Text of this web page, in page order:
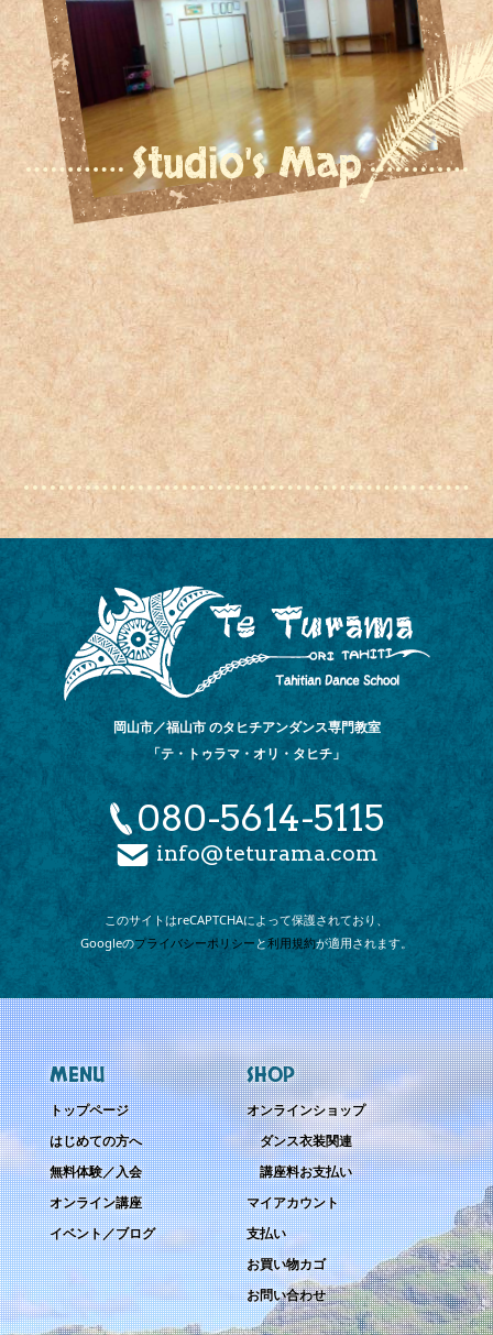
Studio's Map
岡山市／福山市 のタヒチアンダンス専門教室
「テ・トゥラマ・オリ・タヒチ」
080-5614-5115
info@teturama.com
このサイトはreCAPTCHAによって保護されており、
Googleのプライバシーポリシー と利用規約が適用されます。
MENU
トップページ
はじめての方へ
無料体験／入会
オンライン講座
イベント／ブログ
SHOP
オンラインショップ
ダンス衣装関連
講座料お支払い
マイアカウント
支払い
お買い物カゴ
お問い合わせ